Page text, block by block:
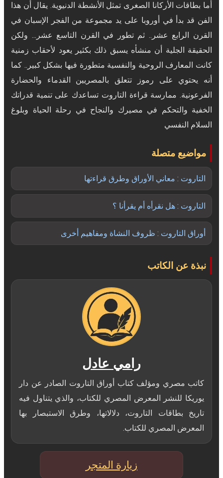
أما بطاقات الأركانا الصغرى تمثل الأنشطة الدنيوية. يقال أن هذا
الفن قد بدأ في أوروبا على يد مجموعة من الفجر الإسبان في
القرن الرابع عشر.. ثم تطور في القرن التاسع عشر... ولكن
الحقيقة الجلية أن منشأه يسبق ذلك بكثير يعود لأحقاب زمنية
كانت المعارف الروحية والنفسية متطورة فيها بشكل كبير.. كما
أنه يحتوي على رموز تتعلق بالمصريين القدماء والحضارة
الفرعونية. ممارسة قراءة التاروت تساعدك على تنمية قدراتك
الخفية والتحكم في مصيرك والنجاح في رحلة الحياة وبلوغ
السلام النفسي
مواضيع متصلة
التاروت : معاني الأوراق وطرق قراءتها
التاروت : هل نقرأه أم يقرأنا ؟
أوراق التاروت : ظروف النشاة ومفاهيم أخرى
نبذة عن الكاتب
رامي عادل
كاتب مصري ومؤلف كتاب أوراق التاروت الصادر عن دار
يوريكا للنشر المعرض المصري للكتاب، والذي يتناول فيه
تاريخ بطاقات التاروت، دلالاتها، وطرق الاستبصار بها
المعرض المصري للكتاب.
زيارة المتجر